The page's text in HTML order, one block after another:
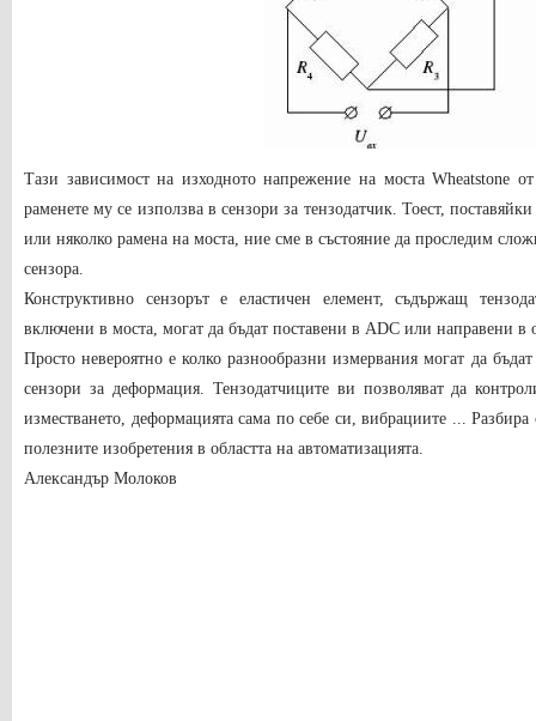
Тази зависимост на изходното напрежение на моста Wheatstone
раменете му се използва в сензори за тензодатчик. Тоест,
или няколко рамена на моста, ние сме в състояние да проследим
сензора.
Конструктивно сензорът е еластичен елемент, съдържащ
включени в моста, могат да бъдат поставени в ADC или направени в
Просто невероятно е колко разнообразни измервания могат да
сензори за деформация. Тензодатчиците ви позволяват да
изместването, деформацията сама по себе си, вибрациите ... Разбира
полезните изобретения в областта на автоматизацията.
Александър Молоков